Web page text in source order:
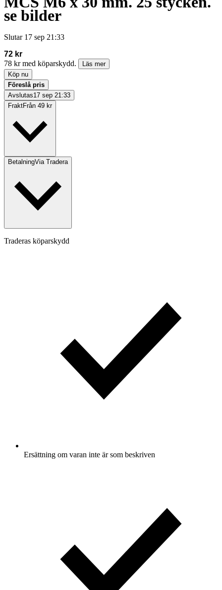
se bilder
Slutar 17 sep 21:33
72 kr
78 kr med köparskydd.
Läs mer
Köp nu
Föreslå pris
Avslutas17 sep 21:33
FraktFrån 49 kr
BetalningVia Tradera
Traderas köparskydd
Ersättning om varan inte är som beskriven